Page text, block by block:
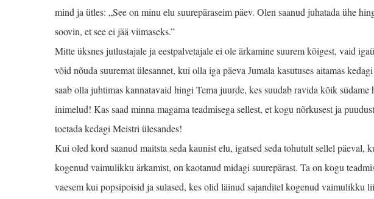
mind ja ütles: „See on minu elu suurepäraseim päev. Olen saanud juhatada ühe
soovin, et see ei jää viimaseks.”
Mitte üksnes jutlustajale ja eestpalvetajale ei ole ärkamine suurem kõigest, vaid
võid nõuda suuremat ülesannet, kui olla iga päeva Jumala kasutuses aitamas
saab olla juhtimas kannatavaid hingi Tema juurde, kes suudab ravida kõik
inimelud! Kas saad minna magama teadmisega sellest, et kogu nõrkusest ja
toetada kedagi Meistri ülesandes!
Kui oled kord saanud maitsta seda kaunist elu, igatsed seda tohutult sellel päeval,
kogenud vaimulikku ärka­mist, on kaotanud midagi suurepärast. Ta on kogu
vaesem kui popsipoisid ja sulased, kes olid läinud sajanditel kogenud vaimulikku